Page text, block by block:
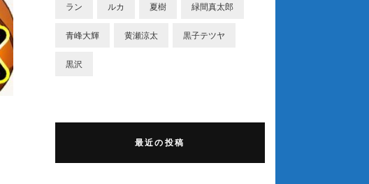
ラン ルカ 夏樹 緑間真太郎
青峰大輝 黄瀬涼太 黒子テツヤ
黒沢
最近の投稿